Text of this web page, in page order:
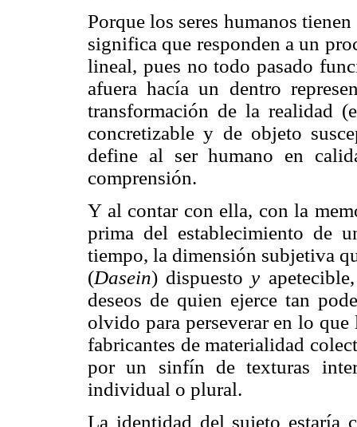
Porque los seres humanos
significa que responden a un
lineal, pues no todo pasado
afuera hacía un dentro
transformación de la realidad
concretizable y de objeto
define al ser humano en
comprensión.
Y al contar con ella, con la
prima del establecimiento de
tiempo, la dimensión subjetiva
(Dasein) dispuestoy
deseos de quien ejerce tan
olvido para perseverar en lo
fabricantes de materialidad
por un sinfín de texturas
individual o plural.
La identidad del sujeto estaría